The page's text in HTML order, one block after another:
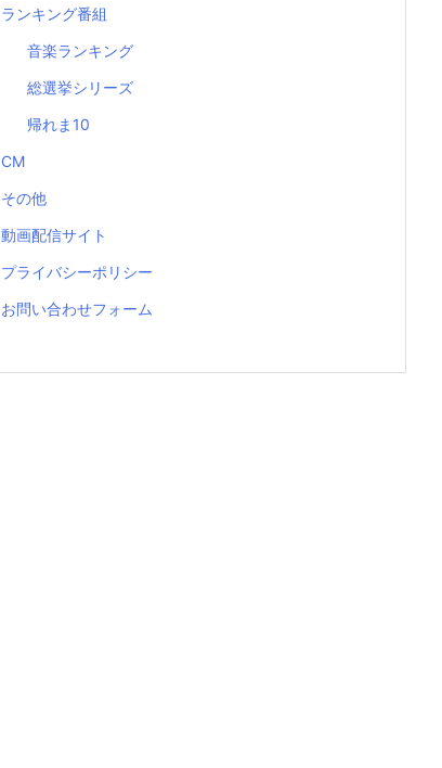
ランキング番組
音楽ランキング
総選挙シリーズ
帰れま10
CM
その他
動画配信サイト
プライバシーポリシー
お問い合わせフォーム